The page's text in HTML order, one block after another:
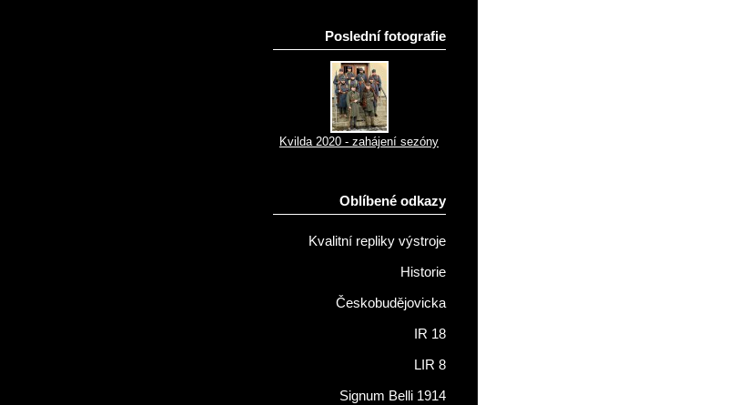
Poslední fotografie
Kvilda 2020 - zahájení sezóny
Oblíbené odkazy
Kvalitní repliky výstroje
Historie
Českobudějovicka
IR 18
LIR 8
Signum Belli 1914